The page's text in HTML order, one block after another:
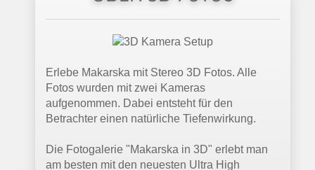
Erlebe Makarska mit Stereo 3D Fotos. Alle
Fotos wurden mit zwei Kameras
aufgenommen. Dabei entsteht für den
Betrachter einen natürliche Tiefenwirkung.
Die Fotogalerie "Makarska in 3D" erlebt man
am besten mit den neuesten Ultra High